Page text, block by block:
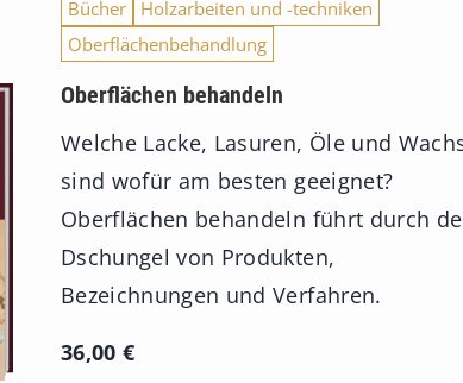
Bücher
Holzarbeiten und -techniken
Oberflächenbehandlung
Oberflächen behandeln
Welche Lacke, Lasuren, Öle und
sind wofür am besten geeignet?
Oberflächen behandeln führt durch
Dschungel von Produkten,
Bezeichnungen und Verfahren.
36,00 €